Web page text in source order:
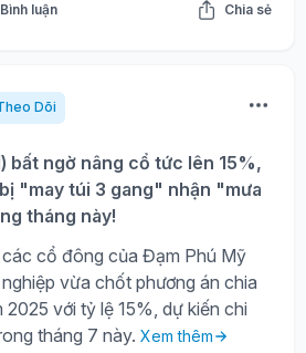
luận Chia sẻ
Dõi
bất ngờ nâng cổ tức lên 15%,
"may túi 3 gang" nhận "mưa
tháng này!
cổ đông của Đạm Phú Mỹ
vừa chốt phương án chia
với tỷ lệ 15%, dự kiến chi
tháng 7 này. Xem thêm